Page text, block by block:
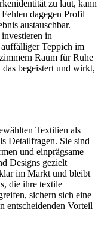
zu laut, kann
dagegen Profil
austauschbar.
in
Teppich im
Raum für Ruhe
begeistert und wirkt,
Textilien als
Detailfragen. Sie sind
und einprägsame
Designs gezielt
im Markt und bleibt
die ihre textile
sichern sich eine
entscheidenden Vorteil